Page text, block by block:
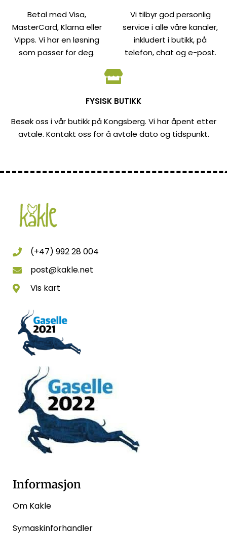
Betal med Visa,
MasterCard, Klarna eller
Vipps. Vi har en løsning
som passer for deg.
Vi tilbyr god personlig
service i alle våre kanaler,
inkludert i butikk, på
telefon, chat og e-post.
FYSISK BUTIKK
Besøk oss i vår butikk på Kongsberg. Vi har åpent etter
avtale. Kontakt oss for å avtale dato og tidspunkt.
(+47) 992 28 004
post@kakle.net
Vis kart
Informasjon
Om Kakle
Symaskinforhandler